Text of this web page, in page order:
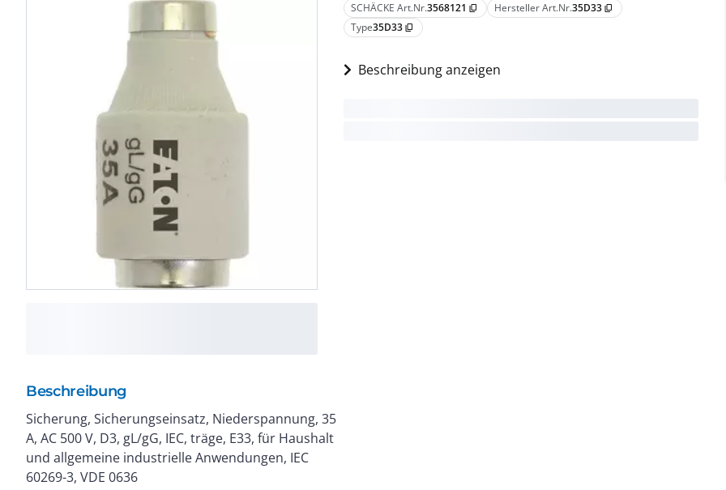
SCHÄCKE Art.Nr.3568121 content_copy Hersteller Art.Nr.35D33 content_copy
Type35D33 content_copy
Beschreibung anzeigen
Beschreibung
Sicherung, Sicherungseinsatz, Niederspannung, 35
A, AC 500 V, D3, gL/gG, IEC, träge, E33, für Haushalt
und allgemeine industrielle Anwendungen, IEC
60269-3, VDE 0636